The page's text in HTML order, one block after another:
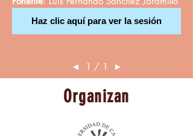
Haz clic aquí para ver la sesión
◄ 1 / 1 ►
Organizan